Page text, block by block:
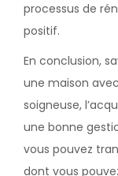
processus de
positif.
En conclusion,
une maison
soigneuse,
une bonne
vous pouvez
dont vous